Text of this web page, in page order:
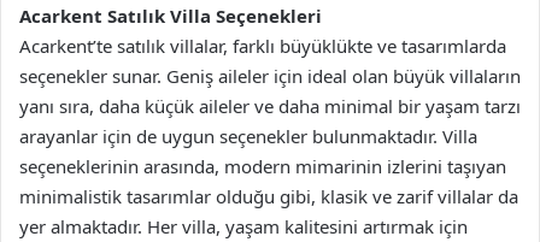
Acarkent Satılık Villa Seçenekleri
Acarkent’te satılık villalar, farklı büyüklükte ve tasarımlarda
seçenekler sunar. Geniş aileler için ideal olan büyük villaların
yanı sıra, daha küçük aileler ve daha minimal bir yaşam tarzı
arayanlar için de uygun seçenekler bulunmaktadır. Villa
seçeneklerinin arasında, modern mimarinin izlerini taşıyan
minimalistik tasarımlar olduğu gibi, klasik ve zarif villalar da
yer almaktadır. Her villa, yaşam kalitesini artırmak için